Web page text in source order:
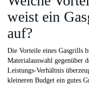
weist ein
auf?
Die Vorteile eines Gasgrills
Materialauswahl gegenüber
Leistungs-Verhältnis
kleineren Budget ein gutes